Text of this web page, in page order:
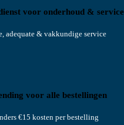
voor onderhoud & service
adequate & vakkundige service
voor alle bestellingen
€15 kosten per bestelling